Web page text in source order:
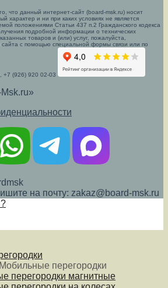
что данный интернет-сайт (board-msk.ru) носит
характер и ни при каких условиях не является
положениями Статьи 437 п.2 Гражданского кодекса
подробной информации о технических
товаров и (или) услуг, пожалуйста,
с помощью специальной формы связи или по
+7 (926) 920 02-03
на почту: zakaz@board-msk.ru
Мобильные перегородки
перегородки магнитные